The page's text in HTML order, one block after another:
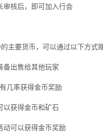
审核后，即可加入行会
主要货币，可以通过以下方式赚
备出售给其他玩家
几率获得金币奖励
以获得金币和矿石
动可以获得金币奖励